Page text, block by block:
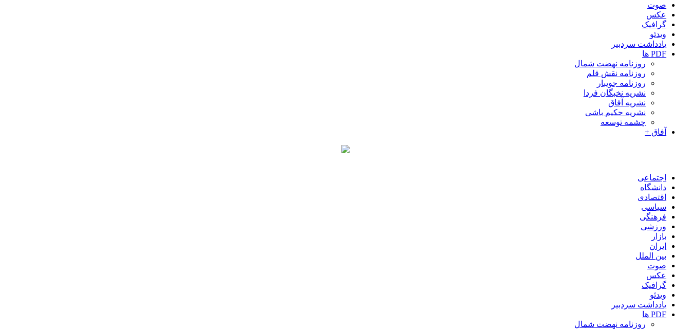
صوت
عکس
گرافیک
ویدئو
یادداشت سردبیر
PDF ها
روزنامه نهضت شمال
روزنامه نقش قلم
روزنامه جویبار
نشریه نخبگان فردا
نشریه آفاق
نشریه حکیم باشی
چشمه توسعه
آفاق +
اجتماعی
دانشگاه
اقتصادی
سیاسی
فرهنگی
ورزشی
بازار
ایران
بین الملل
صوت
عکس
گرافیک
ویدئو
یادداشت سردبیر
PDF ها
روزنامه نهضت شمال